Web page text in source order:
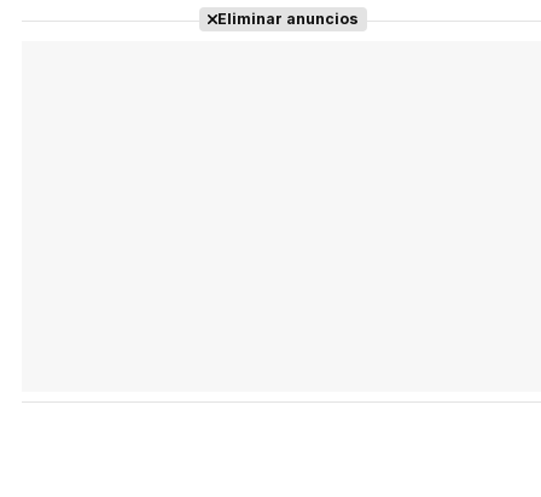
Eliminar anuncios